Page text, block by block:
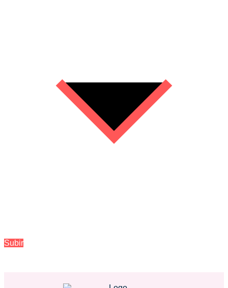
Subir